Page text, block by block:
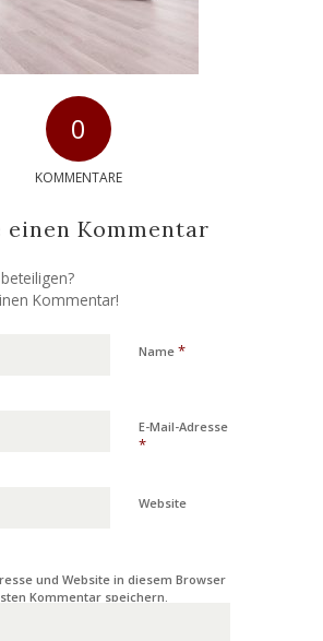
0
KOMMENTARE
Kommentar
Kommentar!
Name *
E-Mail-Adresse
*
Website
und Website in diesem Browser
Kommentar speichern.